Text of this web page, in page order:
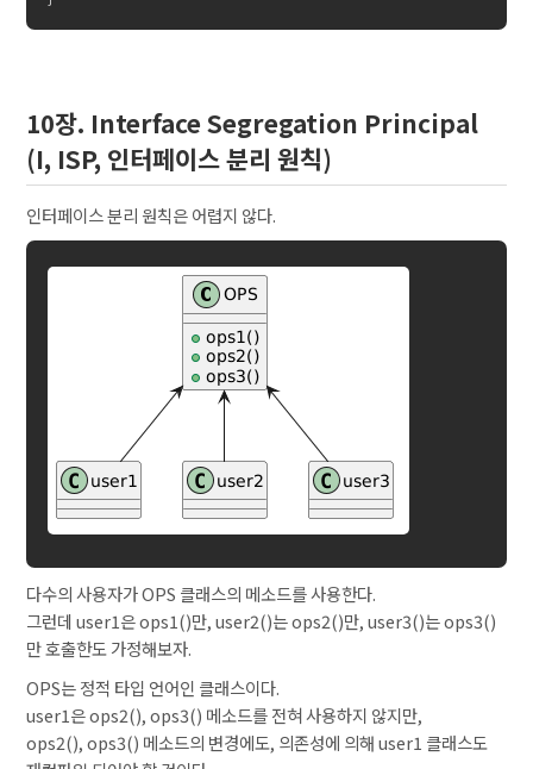
10장. Interface Segregation Principal
(I, ISP, 인터페이스 분리 원칙)
인터페이스 분리 원칙은 어렵지 않다.
다수의 사용자가 OPS 클래스의 메소드를 사용한다.
그런데 user1은 ops1()만, user2()는 ops2()만, user3()는 ops3()
만 호출한도 가정해보자.
OPS는 정적 타입 언어인 클래스이다.
user1은 ops2(), ops3() 메소드를 전혀 사용하지 않지만,
ops2(), ops3() 메소드의 변경에도, 의존성에 의해 user1 클래스도